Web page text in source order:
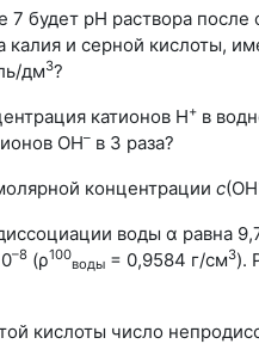
будет рН раствора после
калия и серной кислоты,
дм3?
катионов H+ в
OH– в 3 раза?
концентрации c(OH
воды α равна
–8 (ρ100
воды = 0,9584 г/см3).
кислоты число